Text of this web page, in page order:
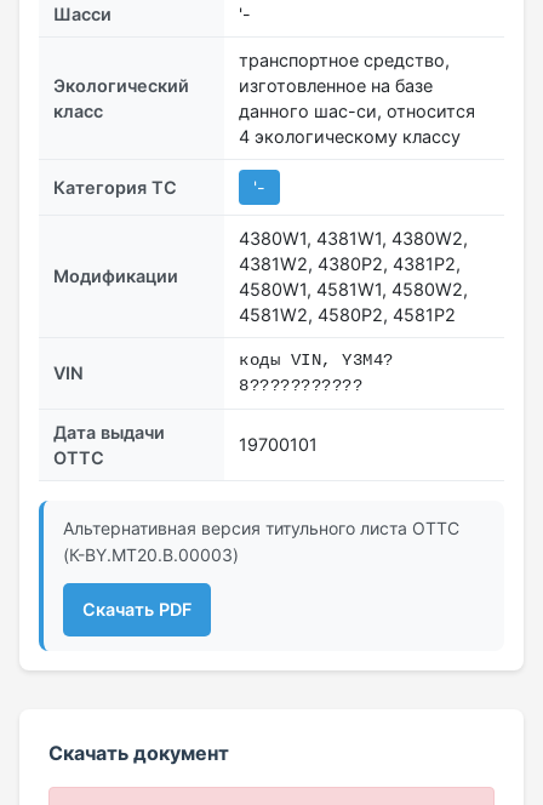
Шасси '-
Экологический
класс
транспортное средство,
изготовленное на базе
данного шас-си, относится
4 экологическому классу
Категория ТС '-
Модификации
4380W1, 4381W1, 4380W2,
4381W2, 4380P2, 4381P2,
4580W1, 4581W1, 4580W2,
4581W2, 4580P2, 4581P2
VIN
коды VIN, Y3M4?
8???????????
Дата выдачи
ОТТС
19700101
Альтернативная версия титульного листа ОТТС
(К-BY.MT20.B.00003)
Скачать PDF
Скачать документ